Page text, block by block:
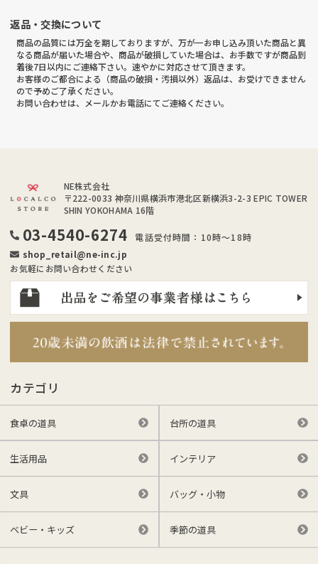
返品・交換について
商品の品質には万全を期しておりますが、万が一お申し込み頂いた商品と異
なる商品が届いた場合や、商品が破損していた場合は、お手数ですが商品到
着後7日以内にご連絡下さい。速やかに対応させて頂きます。
お客様のご都合による（商品の破損・汚損以外）返品は、お受けできません
ので予めご了承ください。
お問い合わせは、メールかお電話にてご連絡ください。
NE株式会社
〒222-0033 神奈川県横浜市港北区新横浜3-2-3 EPIC TOWER
SHIN YOKOHAMA 16階
03-4540-6274
電話受付時間：10時～18時
shop_retail@ne-inc.jp
お気軽にお問い合わせください
カテゴリ
食卓の道具 台所の道具
生活用品 インテリア
文具 バッグ・小物
ベビー・キッズ 季節の道具